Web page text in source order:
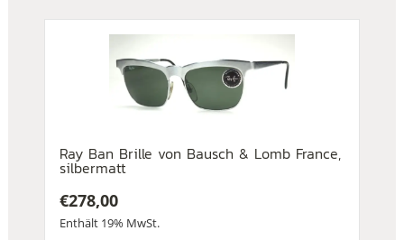
Ray Ban Brille von Bausch & Lomb France,
silbermatt
€278,00
Enthält 19% MwSt.